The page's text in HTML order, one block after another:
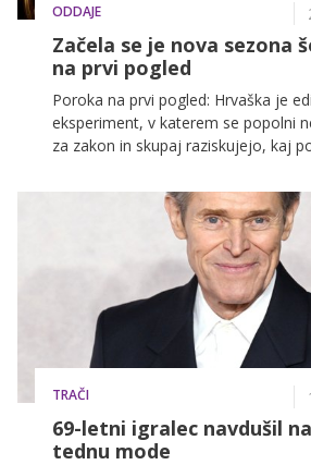
ODDAJE
Začela se je nova sezona
na prvi pogled
Poroka na prvi pogled: Hrvaška je
eksperiment, v katerem se popolni
za zakon in skupaj raziskujejo, kaj
lahko epizode ogledate od
24 ur pred televizijsko premiero na
TRAČI
69-letni igralec navdušil
tednu mode